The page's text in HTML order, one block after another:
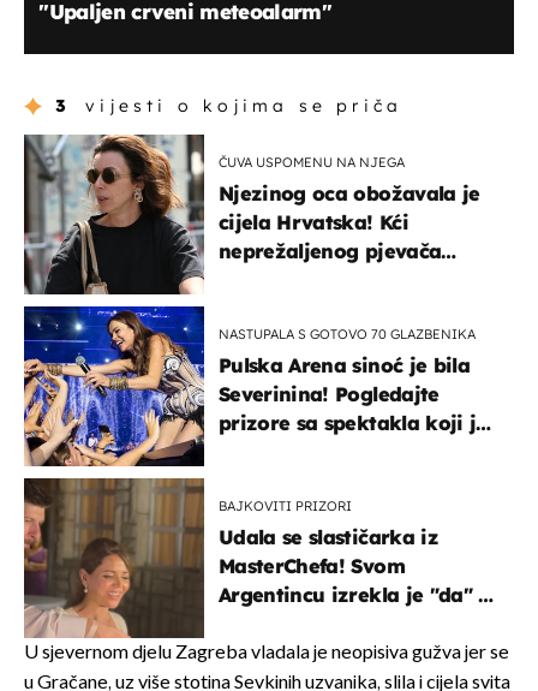
''Upaljen crveni meteoalarm''
3 vijesti o kojima se priča
ČUVA USPOMENU NA NJEGA
Njezinog oca obožavala je
cijela Hrvatska! Kći
neprežaljenog pjevača
NASTUPALA S GOTOVO 70 GLAZBENIKA
Pulska Arena sinoć je bila
Severinina! Pogledajte
prizore sa spektakla koji je
BAJKOVITI PRIZORI
Udala se slastičarka iz
MasterChefa! Svom
Argentincu izrekla je "da" u
U sjevernom djelu Zagreba vladala je neopisiva gužva jer se
u Gračane, uz više stotina Sevkinih uzvanika, slila i cijela svita